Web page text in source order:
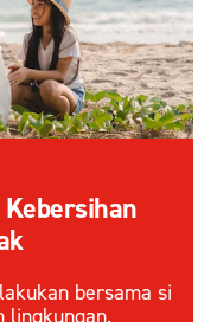
bersama si